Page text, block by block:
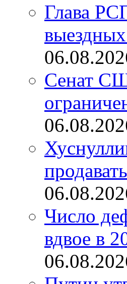
Глава
Сенат
Число
вдвое в